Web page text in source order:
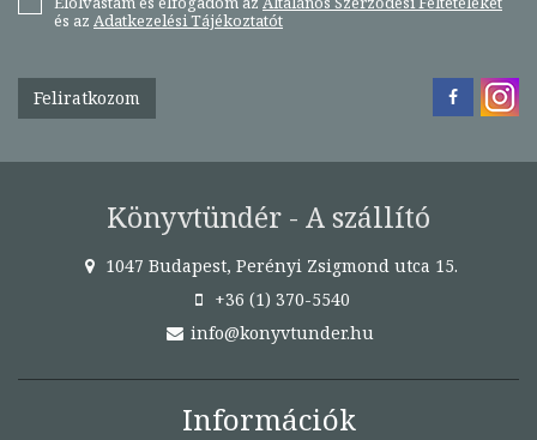
és az Adatkezelési Tájékoztatót
Feliratkozom
Könyvtündér - A szállító
1047 Budapest, Perényi Zsigmond utca 15.
+36 (1) 370-5540
info@konyvtunder.hu
Információk